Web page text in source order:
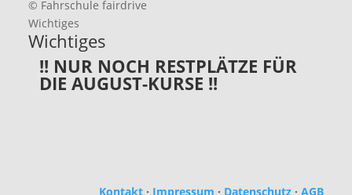
© Fahrschule fairdrive
Wichtiges
Wichtiges
!! NUR NOCH RESTPLÄTZE FÜR
DIE AUGUST-KURSE !!
Kontakt · Impressum · Datenschutz ·AGB